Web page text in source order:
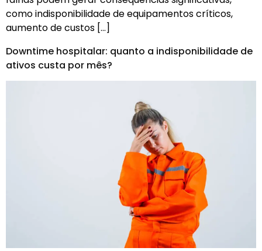
como indisponibilidade de equipamentos críticos,
aumento de custos […]
Downtime hospitalar: quanto a indisponibilidade de
ativos custa por mês?